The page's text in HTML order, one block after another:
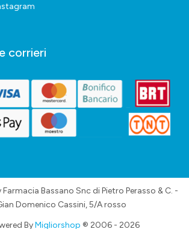
corrieri
Bassano Snc di Pietro Perasso & C. -
Domenico Cassini, 5/A rosso
ByMigliorshop ® 2006 - 2026